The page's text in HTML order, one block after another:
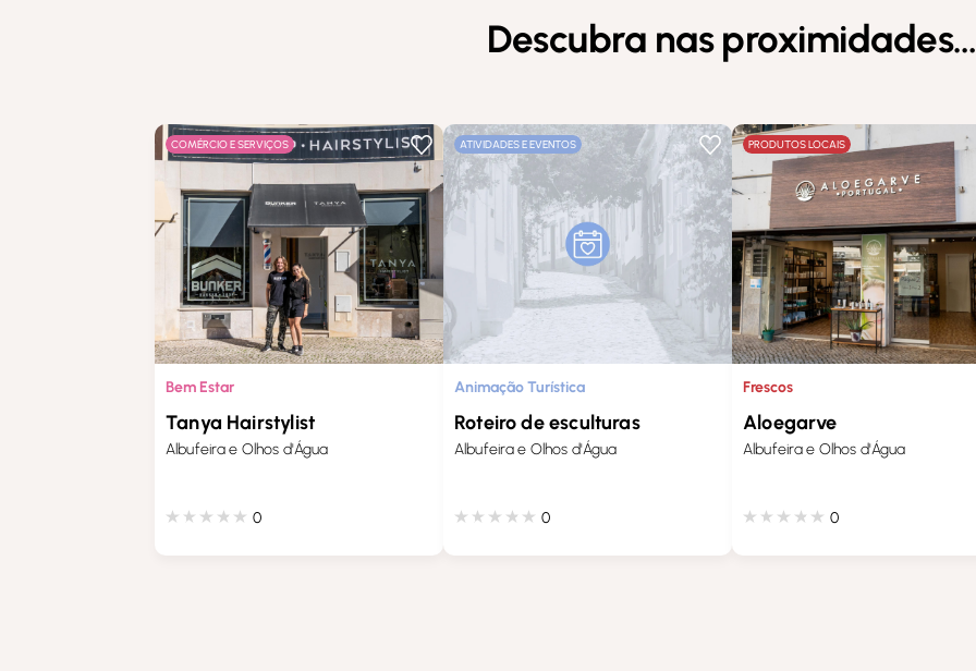
Descubra nas proximidades…
COMÉRCIO E SERVIÇOS
Bem Estar
Tanya Hairstylist
Albufeira e Olhos d'Água
0
ATIVIDADES E EVENTOS
Animação Turística
Roteiro de esculturas
Albufeira e Olhos d'Água
0
PRODUTOS LOCAIS
Frescos
Aloegarve
Albufeira e Olhos d'Água
0